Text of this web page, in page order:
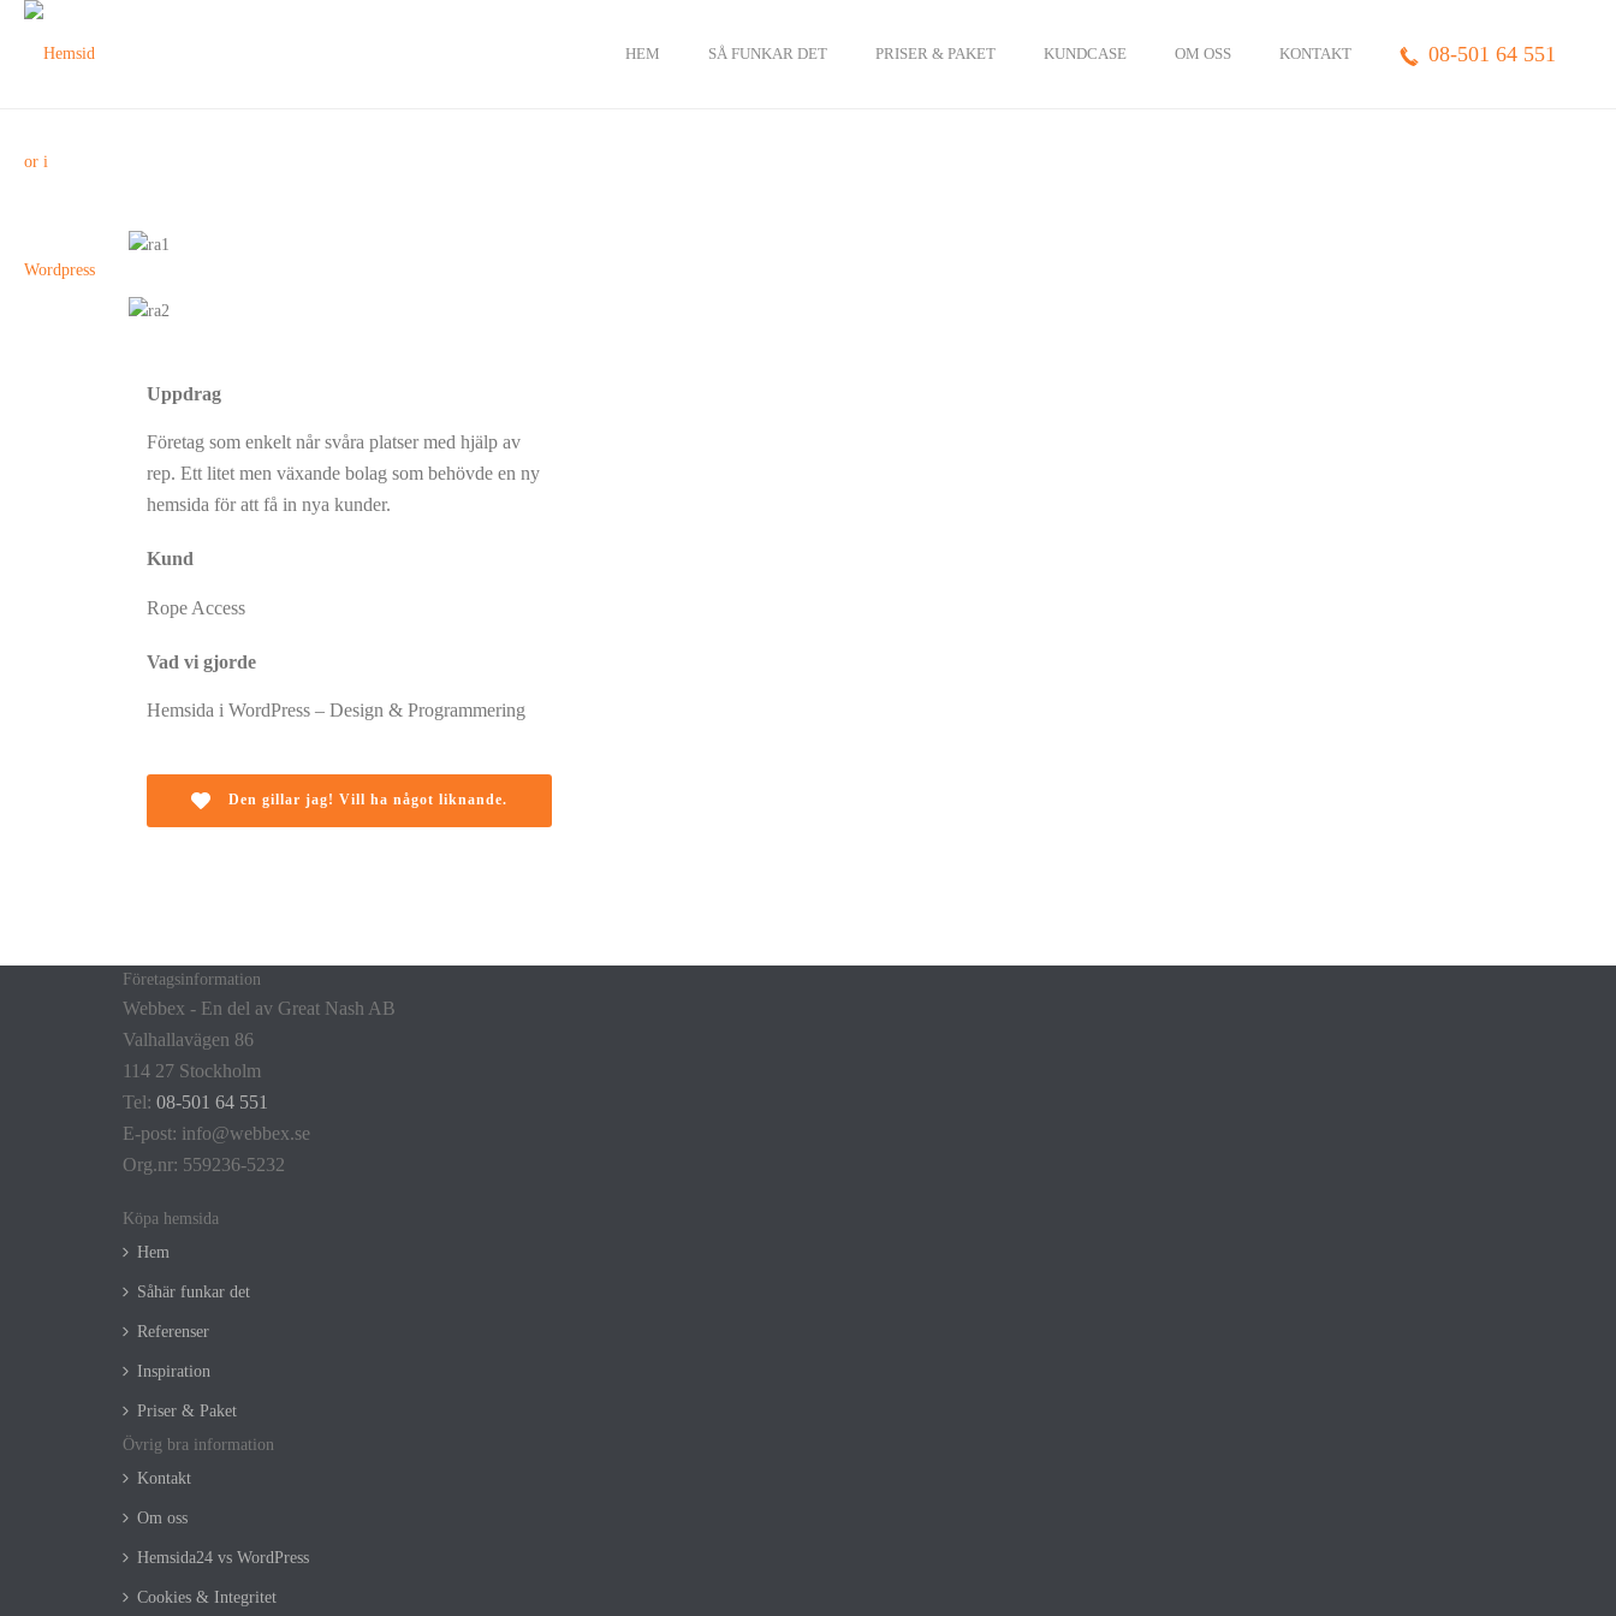
HEM SÅ FUNKAR DET PRISER & PAKET KUNDCASE OM OSS KONTAKT 08-501 64 551
Uppdrag
Företag som enkelt når svåra platser med hjälp av
rep. Ett litet men växande bolag som behövde en ny
hemsida för att få in nya kunder.
Kund
Rope Access
Vad vi gjorde
Hemsida i WordPress – Design & Programmering
Den gillar jag! Vill ha något liknande.
Företagsinformation
Webbex - En del av Great Nash AB
Valhallavägen 86
114 27 Stockholm
Tel: 08-501 64 551
E-post: info@webbex.se
Org.nr: 559236-5232
Köpa hemsida
Hem
Såhär funkar det
Referenser
Inspiration
Priser & Paket
Övrig bra information
Kontakt
Om oss
Hemsida24 vs WordPress
Cookies & Integritet